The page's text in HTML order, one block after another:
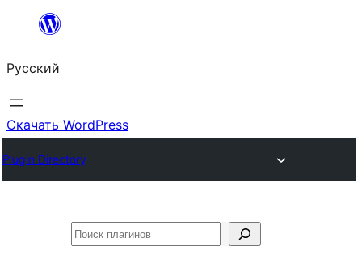
Перейти
содержимому
Русский
Скачать WordPress
Plugin Directory
Поиск